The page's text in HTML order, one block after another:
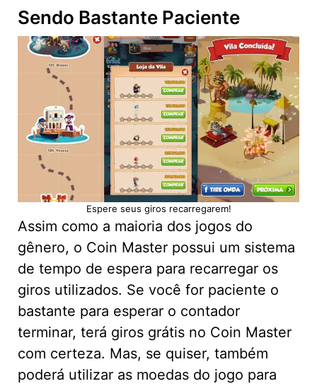
Sendo Bastante Paciente
Espere seus giros recarregarem!
Assim como a maioria dos jogos do
gênero, o Coin Master possui um sistema
de tempo de espera para recarregar os
giros utilizados. Se você for paciente o
bastante para esperar o contador
terminar, terá giros grátis no Coin Master
com certeza. Mas, se quiser, também
poderá utilizar as moedas do jogo para